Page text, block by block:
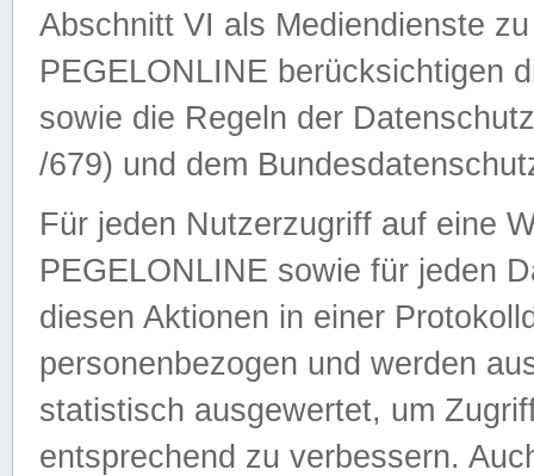
Abschnitt VI als Mediendienste
PEGELONLINE berücksichtigen
sowie die Regeln der
/679) und dem
Für jeden Nutzerzugriff auf eine
PEGELONLINE sowie für jeden
diesen Aktionen in einer
personenbezogen und werden
statistisch ausgewertet, um
entsprechend zu verbessern.